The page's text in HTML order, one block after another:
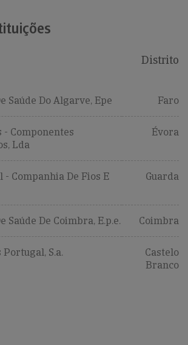
Distrito
Saúde Do Algarve, Epe Faro
Componentes
Lda
Évora
Companhia De Fios E
Guarda
Saúde De Coimbra, E.p.e. Coimbra
S.a.
Castelo
Branco